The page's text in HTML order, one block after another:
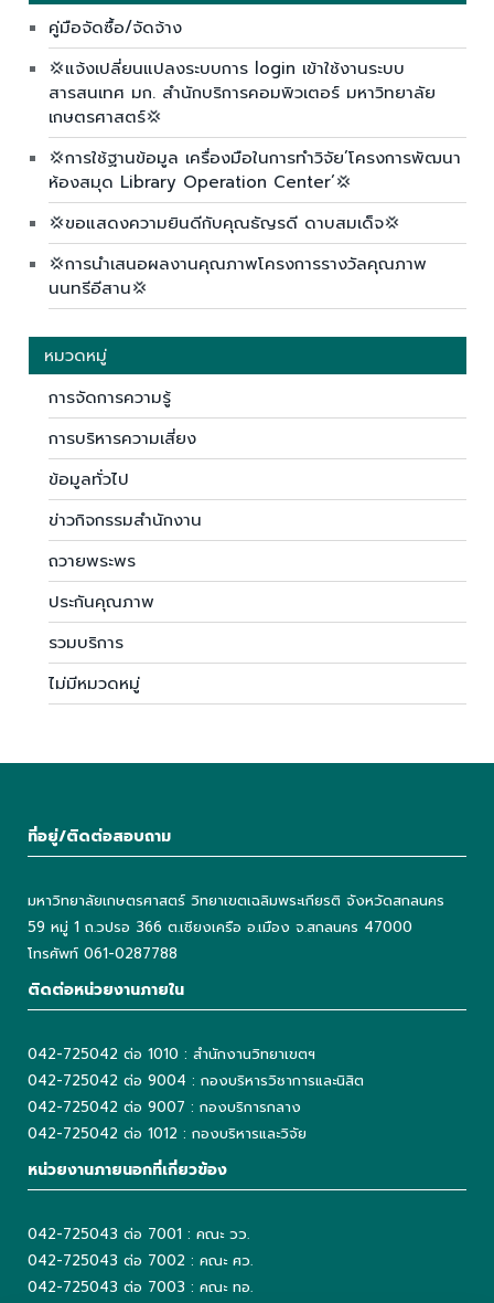
คู่มือจัดซื้อ/จัดจ้าง
💢แจ้งเปลี่ยนแปลงระบบการ login เข้าใช้งานระบบ
สารสนเทศ มก. สำนักบริการคอมพิวเตอร์ มหาวิทยาลัย
เกษตรศาสตร์💢
💢การใช้ฐานข้อมูล เครื่องมือในการทำวิจัย’โครงการพัฒนา
ห้องสมุด Library Operation Center’💢
💢ขอแสดงความยินดีกับคุณธัญรดี ดาบสมเด็จ💢
💢การนำเสนอผลงานคุณภาพโครงการรางวัลคุณภาพ
นนทรีอีสาน💢
หมวดหมู่
การจัดการความรู้
การบริหารความเสี่ยง
ข้อมูลทั่วไป
ข่าวกิจกรรมสำนักงาน
ถวายพระพร
ประกันคุณภาพ
รวมบริการ
ไม่มีหมวดหมู่
ที่อยู่/ติดต่อสอบถาม
มหาวิทยาลัยเกษตรศาสตร์ วิทยาเขตเฉลิมพระเกียรติ จังหวัดสกลนคร
59 หมู่ 1 ถ.วปรอ 366 ต.เชียงเครือ อ.เมือง จ.สกลนคร 47000
โทรศัพท์ 061-0287788
ติดต่อหน่วยงานภายใน
042-725042 ต่อ 1010 : สำนักงานวิทยาเขตฯ
042-725042 ต่อ 9004 : กองบริหารวิชาการและนิสิต
042-725042 ต่อ 9007 : กองบริการกลาง
042-725042 ต่อ 1012 : กองบริหารและวิจัย
หน่วยงานภายนอกที่เกี่ยวข้อง
042-725043 ต่อ 7001 : คณะ วว.
042-725043 ต่อ 7002 : คณะ ศว.
042-725043 ต่อ 7003 : คณะ ทอ.